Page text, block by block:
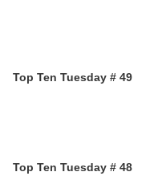
Top Ten Tuesday # 49
Top Ten Tuesday # 48